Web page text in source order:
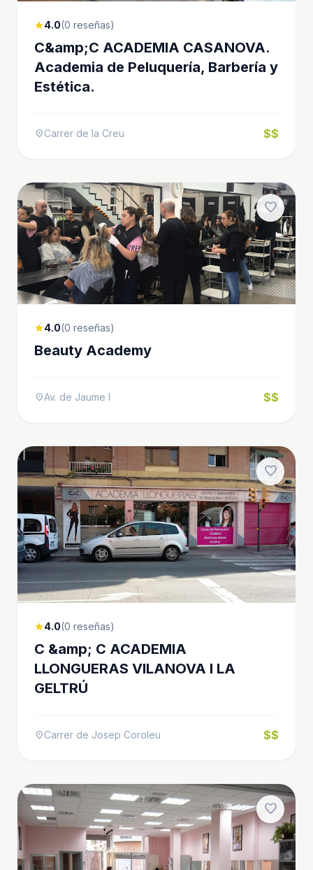
star4.0(0 reseñas)
C&amp;C ACADEMIA CASANOVA.
Academia de Peluquería, Barbería y
Estética.
location_onCarrer de la Creu $$
favorite
star4.0(0 reseñas)
Beauty Academy
location_onAv. de Jaume I $$
favorite
star4.0(0 reseñas)
C &amp; C ACADEMIA
LLONGUERAS VILANOVA I LA
GELTRÚ
location_onCarrer de Josep Coroleu $$
favorite